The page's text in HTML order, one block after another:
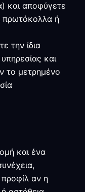
και αποφύγετε
πρωτόκολλα ή
την ίδια
και
το μετρημένο
και ένα
αν η